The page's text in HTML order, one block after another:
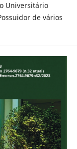
Universitário
de vários